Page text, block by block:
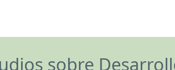
sobre